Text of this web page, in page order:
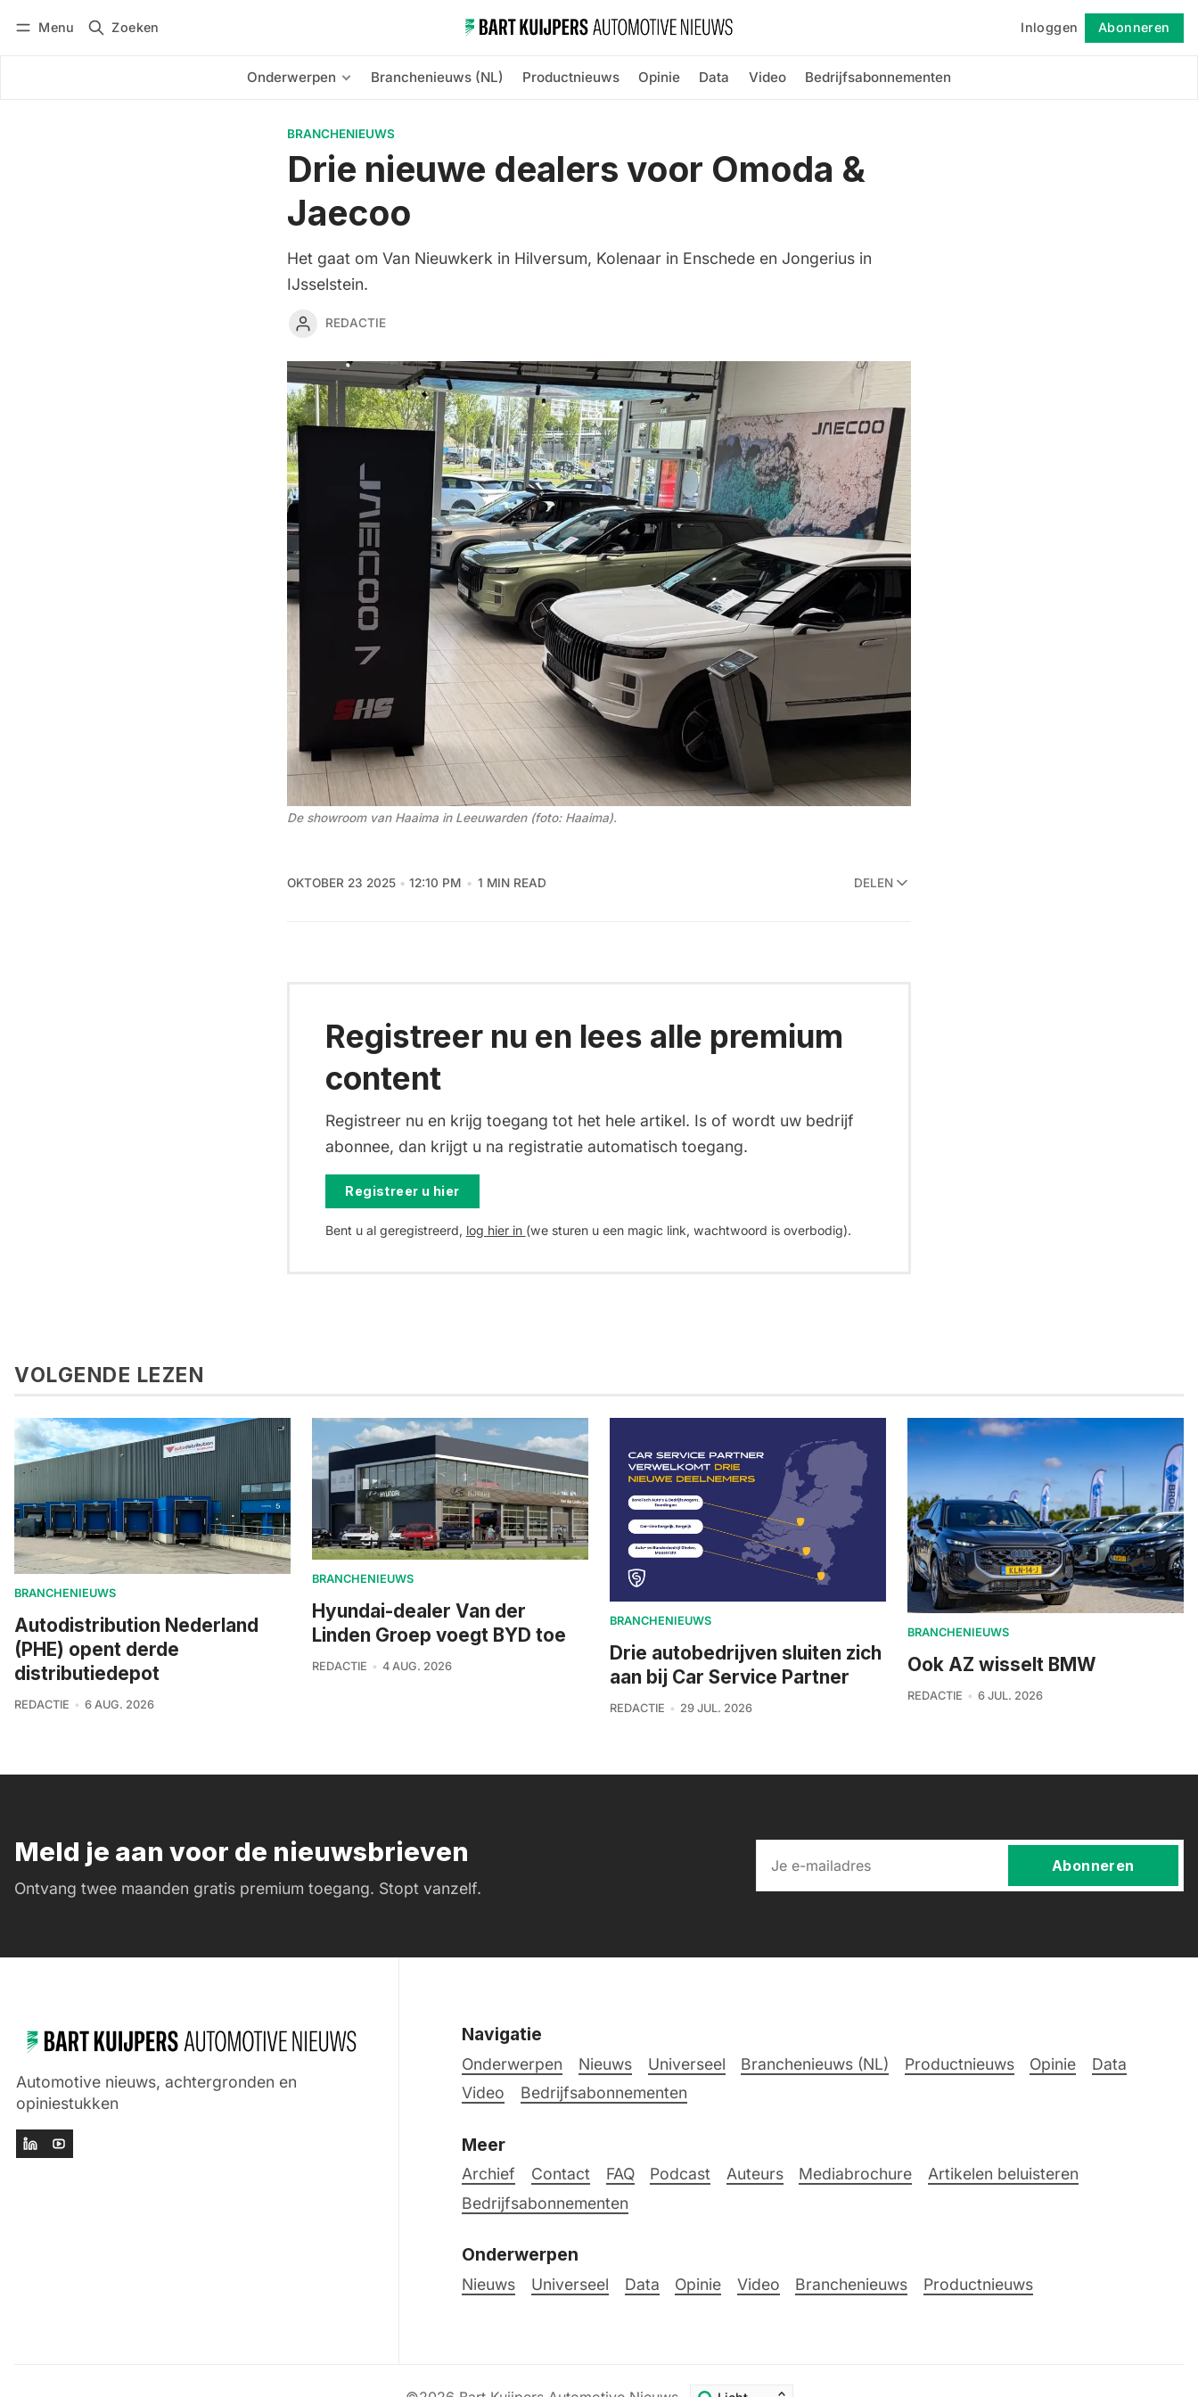
Menu Zoeken Inloggen Abonneren
Onderwerpen Branchenieuws (NL) Productnieuws Opinie Data Video Bedrijfsabonnementen
BRANCHENIEUWS
Drie nieuwe dealers voor Omoda &
Jaecoo
Het gaat om Van Nieuwkerk in Hilversum, Kolenaar in Enschede en Jongerius in
IJsselstein.
REDACTIE
De showroom van Haaima in Leeuwarden (foto: Haaima).
OKTOBER 23 2025 12:10 PM 1 MIN READ DELEN
Registreer nu en lees alle premium
content
Registreer nu en krijg toegang tot het hele artikel. Is of wordt uw bedrijf
abonnee, dan krijgt u na registratie automatisch toegang.
Registreer u hier
Bent u al geregistreerd, log hier in (we sturen u een magic link, wachtwoord is overbodig).
VOLGENDE LEZEN
BRANCHENIEUWS
Autodistribution Nederland
(PHE) opent derde
distributiedepot
REDACTIE 6 AUG. 2026
BRANCHENIEUWS
Hyundai-dealer Van der
Linden Groep voegt BYD toe
REDACTIE 4 AUG. 2026
BRANCHENIEUWS
Drie autobedrijven sluiten zich
aan bij Car Service Partner
REDACTIE 29 JUL. 2026
BRANCHENIEUWS
Ook AZ wisselt BMW
REDACTIE 6 JUL. 2026
Meld je aan voor de nieuwsbrieven
Ontvang twee maanden gratis premium toegang. Stopt vanzelf.
Abonneren
Automotive nieuws, achtergronden en
opiniestukken
Navigatie
Onderwerpen Nieuws Universeel Branchenieuws (NL) Productnieuws Opinie
Data
Video
Bedrijfsabonnementen
Meer
Archief Contact FAQ Podcast Auteurs Mediabrochure
Artikelen beluisteren
Bedrijfsabonnementen
Onderwerpen
Nieuws Universeel Data Opinie Video Branchenieuws Productnieuws